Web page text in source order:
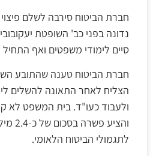
חברת הביטוח סירבה לשלם פיצוי
נדונה בפני כב' השופטת
סיים לימודי משפטים ואף
חברת הביטוח טענה שהתובע
הצליח לאחר התאונה להשלים
ולעבוד כעו"ד. בית המשפט לא
והציע
לתגמולי הביטוח הלאומי.